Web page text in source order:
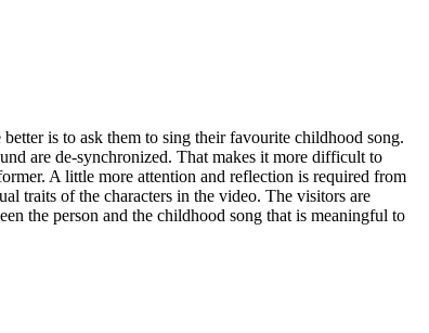
is to ask them to sing their favourite childhood song.
are de-synchronized. That makes it more difficult to
A little more attention and reflection is required from
traits of the characters in the video. The visitors are
the person and the childhood song that is meaningful to